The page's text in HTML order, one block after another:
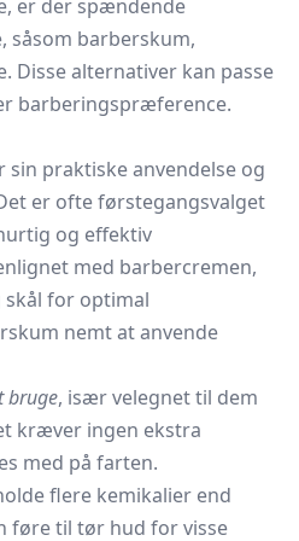
er der spændende
barberskum,
Disse alternativer kan passe
barberingspræference.
sin praktiske anvendelse og
er ofte førstegangsvalget
og effektiv
med barbercremen,
for optimal
nemt at anvende
bruge, især velegnet til dem
kræver ingen ekstra
med på farten.
flere kemikalier end
føre til tør hud for visse